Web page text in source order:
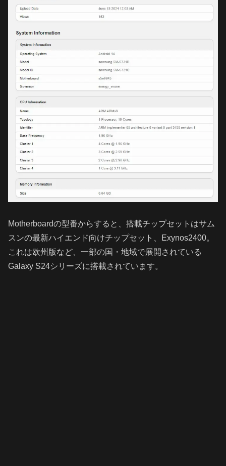
Motherboardの型番からすると、搭載チップセットはサム
スンの最新ハイエンド向けチップセット、Exynos2400。
これは欧州版など、一部の国・地域で展開されている
Galaxy S24シリーズに搭載されています。